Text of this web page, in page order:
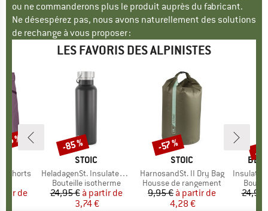
ou ne commanderons plus le produit auprès du fabricant.
Ne désespérez pas, nous avons naturellement des solutions
de rechange à vous proposer :
LES FAVORIS DES ALPINISTES
Shorts
réduit
de
%
MARQUE
STOIC
Article
HeladagenSt. Insulated Stainless Steel Bottle 500
Product group
Bouteille isotherme
Prix
24,95 € Prix réduit
à partir de
3,74 €
Remise
-85 %
MARQUE
STOIC
Article
HarnosandSt. II Dry Bag
Product group
Housse de rangement
Prix
9,95 € Prix réduit
à partir de
4,28 €
Remise
-57 %
Article
Insulated
24,95